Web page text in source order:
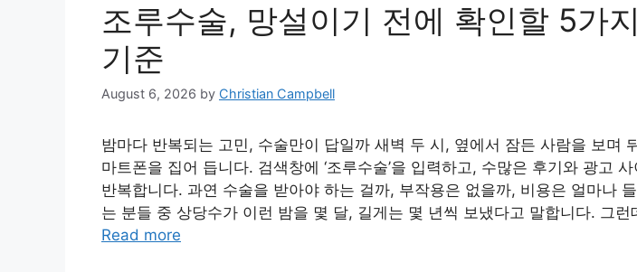
조루수술, 망설이기 전에 확인할 5가
기준
August 6, 2026 by Christian Campbell
밤마다 반복되는 고민, 수술만이 답일까 새벽 두 시, 옆에서 잠든 사람을 보며
마트폰을 집어 듭니다. 검색창에 ‘조루수술’을 입력하고, 수많은 후기와 광고
반복합니다. 과연 수술을 받아야 하는 걸까, 부작용은 없을까, 비용은 얼마나
는 분들 중 상당수가 이런 밤을 몇 달, 길게는 몇 년씩 보냈다고 말합니다. 그
Read more